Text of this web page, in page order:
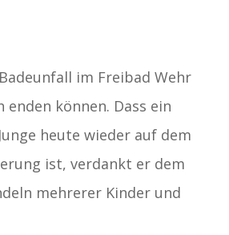
im Freibad Wehr
können. Dass ein
heute wieder auf dem
ist, verdankt er dem
mehrerer Kinder und